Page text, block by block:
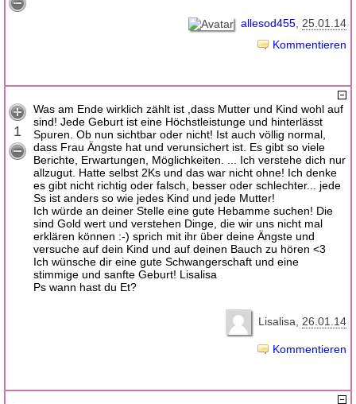
allesod455 25.01.14
Kommentieren
1
Was am Ende wirklich zählt ist ,dass Mutter und Kind wohl auf
sind! Jede Geburt ist eine Höchstleistunge und hinterlässt
Spuren. Ob nun sichtbar oder nicht! Ist auch völlig normal,
dass Frau Ängste hat und verunsichert ist. Es gibt so viele
Berichte, Erwartungen, Möglichkeiten. ... Ich verstehe dich nur
allzugut. Hatte selbst 2Ks und das war nicht ohne! Ich denke
es gibt nicht richtig oder falsch, besser oder schlechter... jede
Ss ist anders so wie jedes Kind und jede Mutter!
Ich würde an deiner Stelle eine gute Hebamme suchen! Die
sind Gold wert und verstehen Dinge, die wir uns nicht mal
erklären können :-) sprich mit ihr über deine Ängste und
versuche auf dein Kind und auf deinen Bauch zu hören <3
Ich wünsche dir eine gute Schwangerschaft und eine
stimmige und sanfte Geburt! Lisalisa
Ps wann hast du Et?
Lisalisa 26.01.14
Kommentieren